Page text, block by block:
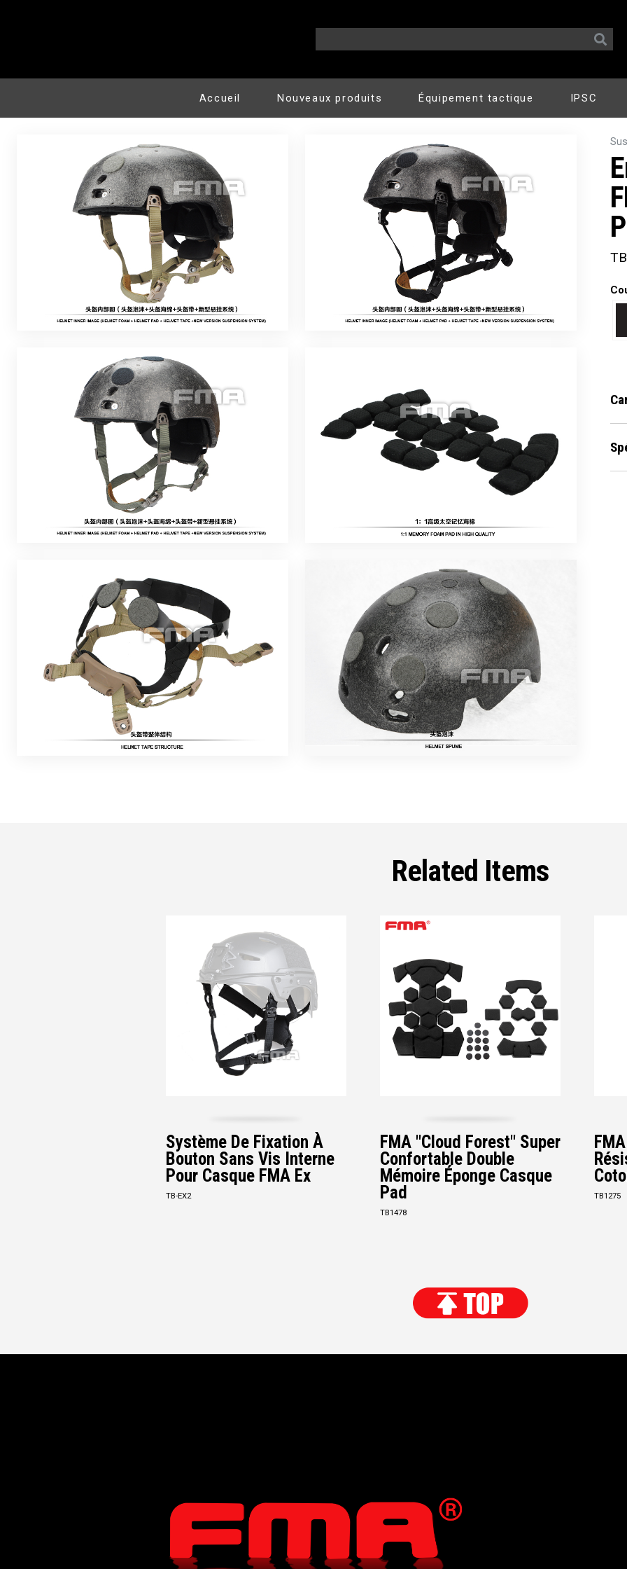
Accueil Nouveaux produits Équipement tactique IPSC
Related Items
Système De Fixation À
Bouton Sans Vis Interne
Pour Casque FMA Ex
TB-EX2
FMA "Cloud Forest" Super
Confortable Double
Mémoire Éponge Casque
Pad
TB1478
TB1275